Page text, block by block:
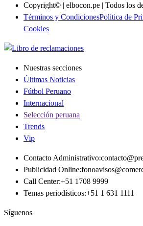
Copyright© | elbocon.pe | Todos los
Términos y CondicionesPolítica de
Cookies
Nuestras secciones
Últimas Noticias
Fútbol Peruano
Internacional
Selección peruana
Trends
Vip
Contacto Administrativo:
Publicidad Online:
Call Center:+51 1708 9999
Temas periodísticos:+51 1 631 1111
Síguenos